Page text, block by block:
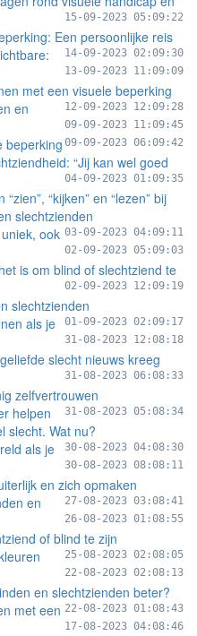
15-09-2023 05:09:22
Een persoonlijke reis
14-09-2023 02:09:30
13-09-2023 11:09:09
met een visuele beperking
12-09-2023 12:09:28
en
09-09-2023 11:09:45
beperking 09-09-2023 06:09:42
“Jij kan wel goed
04-09-2023 01:09:35
“kijken” en “lezen” bij
slechtzienden
03-09-2023 04:09:11
ook
02-09-2023 05:09:03
is om blind of slechtziend te
02-09-2023 12:09:19
slechtzienden
01-09-2023 02:09:17
als je
31-08-2023 12:08:18
slecht nieuws kreeg
31-08-2023 06:08:33
zelfvertrouwen
31-08-2023 05:08:34
helpen
slecht. Wat nu?
30-08-2023 04:08:30
als je
30-08-2023 08:08:11
en zich opmaken
27-08-2023 03:08:41
en
26-08-2023 01:08:55
of blind te zijn
25-08-2023 02:08:05
22-08-2023 02:08:13
en slechtzienden beter?
22-08-2023 01:08:43
met een
17-08-2023 04:08:46